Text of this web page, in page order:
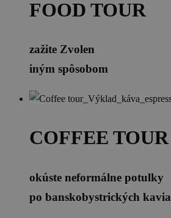
FOOD TOUR
zažite Zvolen
iným spôsobom
COFFEE TOUR
okúste neformálne potulky
po banskobystrických